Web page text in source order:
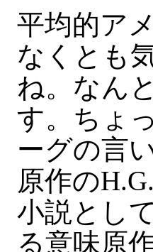
平均的ア
なくとも
ね。なん
す。ちょ
ーグの言
原作の
小説とし
る意味原